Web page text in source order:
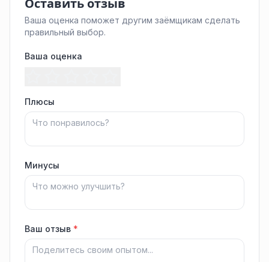
Оставить отзыв
Ваша оценка поможет другим заёмщикам сделать
правильный выбор.
Ваша оценка
Плюсы
Минусы
Ваш отзыв *